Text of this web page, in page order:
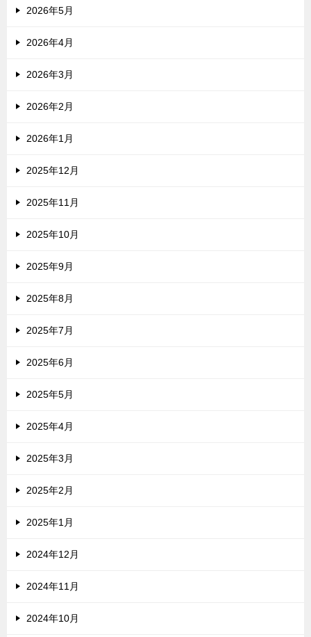
2026年5月
2026年4月
2026年3月
2026年2月
2026年1月
2025年12月
2025年11月
2025年10月
2025年9月
2025年8月
2025年7月
2025年6月
2025年5月
2025年4月
2025年3月
2025年2月
2025年1月
2024年12月
2024年11月
2024年10月